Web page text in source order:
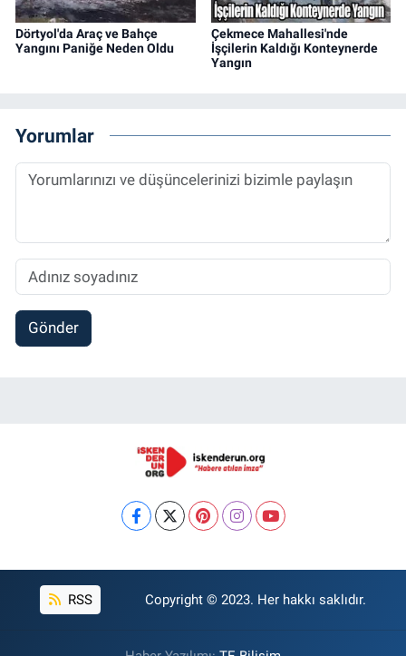
Dörtyol'da Araç ve Bahçe
Yangını Paniğe Neden Oldu
Çekmece Mahallesi'nde
İşçilerin Kaldığı Konteynerde
Yangın
Yorumlar
Gönder
RSS Copyright © 2023. Her hakkı saklıdır.